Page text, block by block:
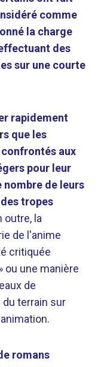
comme
la charge
des
sur une courte
rapidement
que les
aux
pour leur
nombre de leurs
tropes
outre, la
de l'anime
critiquée
ou une manière
de
terrain sur
romans